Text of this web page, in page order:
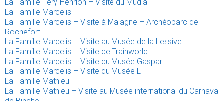
La Famille Fery-Henrion – Visite du Mudia
La Famille Marcelis
La Famille Marcelis – Visite à Malagne – Archéoparc de
Rochefort
La Famille Marcelis – Visite au Musée de la Lessive
La Famille Marcelis – Visite de Trainworld
La Famille Marcelis – Visite du Musée Gaspar
La Famille Marcelis – Visite du Musée L
La Famille Mathieu
La Famille Mathieu – Visite au Musée international du Carnaval